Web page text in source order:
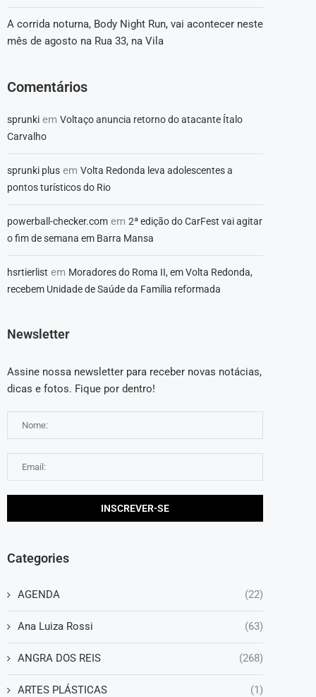
A corrida noturna, Body Night Run, vai acontecer neste
mês de agosto na Rua 33, na Vila
Comentários
sprunki em Voltaço anuncia retorno do atacante Ítalo
Carvalho
sprunki plus em Volta Redonda leva adolescentes a
pontos turísticos do Rio
powerball-checker.com em 2ª edição do CarFest vai agitar
o fim de semana em Barra Mansa
hsrtierlist em Moradores do Roma II, em Volta Redonda,
recebem Unidade de Saúde da Família reformada
Newsletter
Assine nossa newsletter para receber novas notácias,
dicas e fotos. Fique por dentro!
Categories
AGENDA (22)
Ana Luiza Rossi (63)
ANGRA DOS REIS (268)
ARTES PLÁSTICAS (1)